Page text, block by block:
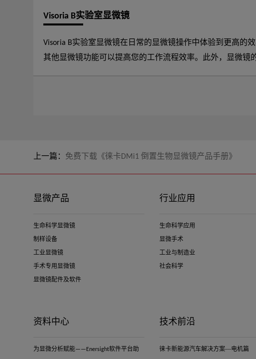
Visoria B实验室显微镜
Visoria B实验室显微镜在日常的显微镜操作中体验到更高的
其他显微镜功能可以提高您的工作流程效率。此外，显微镜
上一篇： 免费下载《徕卡DMi1 倒置生物显微镜产品手册》
显微产品
生命科学显微镜
制样设备
工业显微镜
手术专用显微镜
显微镜配件及软件
行业应用
生命科学应用
显微手术
工业与制造业
社会科学
资料中心
为显微分析赋能——Enersight软件平台助
技术前沿
徕卡新能源汽车解决方案---电机篇